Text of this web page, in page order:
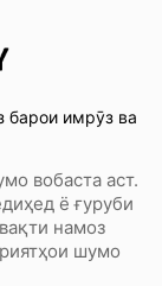
барои имрӯз ва
вобаста аст.
ё ғуруби
намоз
шумо